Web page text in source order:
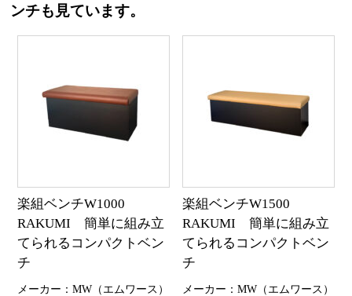
ンチも見ています。
楽組ベンチW1000
RAKUMI 簡単に組み立
てられるコンパクトベン
チ
メーカー：MW（エムワース）
楽組ベンチW1500
RAKUMI 簡単に組み立
てられるコンパクトベン
チ
メーカー：MW（エムワース）